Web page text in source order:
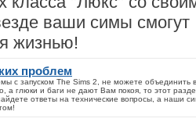
ваши симы смогут
жизнью!
проблем
с запуском The Sims 2, не можете объединить
а глюки и баги не дают Вам покоя, то этот
ответы на технические вопросы, а наши